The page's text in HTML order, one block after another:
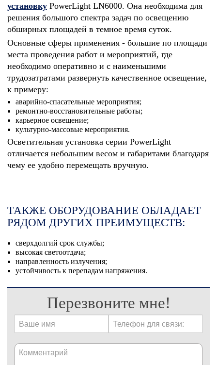
установку PowerLight LN6000. Она необходима для
решения большого спектра задач по освещению
обширных площадей в темное время суток.
Основные сферы применения - большие по площади
места проведения работ и мероприятий, где
необходимо оперативно и с наименьшими
трудозатратами развернуть качественное освещение,
к примеру:
аварийно-спасательные мероприятия;
ремонтно-восстановительные работы;
карьерное освещение;
культурно-массовые мероприятия.
Осветительная установка серии PowerLight
отличается небольшим весом и габаритами благодаря
чему ее удобно перемещать вручную.
ТАКЖЕ ОБОРУДОВАНИЕ ОБЛАДАЕТ
РЯДОМ ДРУГИХ ПРЕИМУЩЕСТВ:
сверхдолгий срок службы;
высокая светоотдача;
направленность излучения;
устойчивость к перепадам напряжения.
Перезвоните мне!